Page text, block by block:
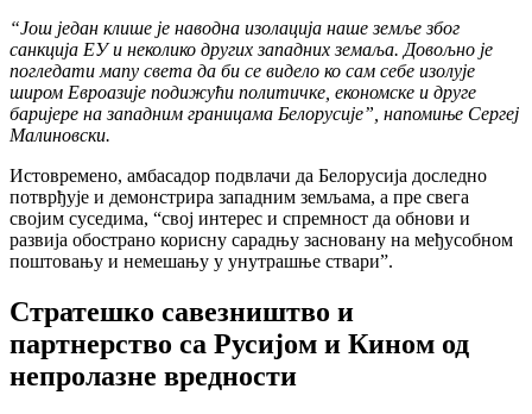
“Још један клише је наводна изолација наше земље због
санкција ЕУ и неколико других западних земаља. Довољно је
погледати мапу света да би се видело ко сам себе изолује
широм Евроазије подижући политичке, економске и друге
баријере на западним границама Белорусије”, напомиње Сергеј
Малиновски.
Истовремено, амбасадор подвлачи да Белорусија доследно
потврђује и демонстрира западним земљама, а пре свега
својим суседима, “свој интерес и спремност да обнови и
развија обострано корисну сарадњу засновану на међусобном
поштовању и немешању у унутрашње ствари”.
Стратешко савезништво и
партнерство са Русијом и Кином од
непролазне вредности